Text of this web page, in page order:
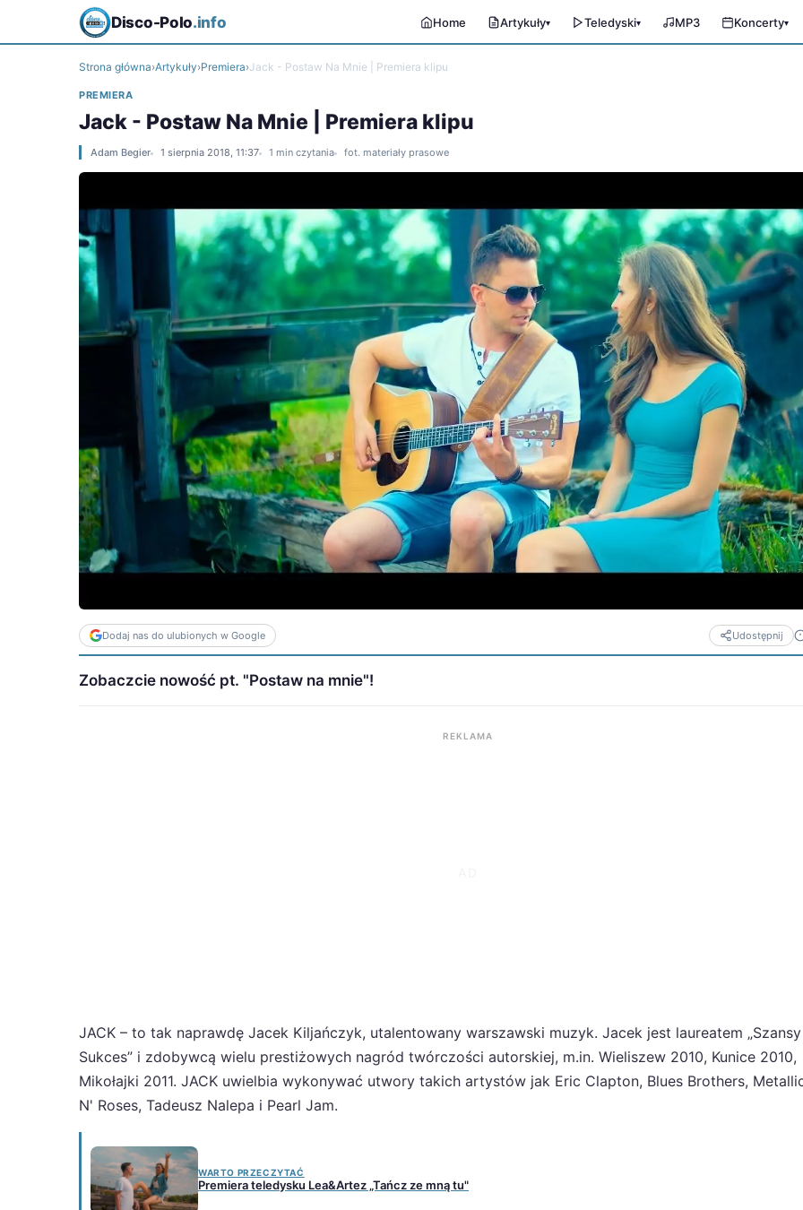
Disco-Polo.info Home Artykuły▾ Teledyski▾ MP3 Koncerty▾
Strona główna›Artykuły›Premiera›Jack - Postaw Na Mnie | Premiera klipu
PREMIERA
Jack - Postaw Na Mnie | Premiera klipu
Adam Begier 1 sierpnia 2018, 11:37 1 min czytania fot. materiały prasowe
Dodaj nas do ulubionych w Google Udostępnij
Zobaczcie nowość pt. "Postaw na mnie"!
REKLAMA
JACK – to tak naprawdę Jacek Kiljańczyk, utalentowany warszawski muzyk. Jacek jest laureatem
Sukces” i zdobywcą wielu prestiżowych nagród twórczości autorskiej, m.in. Wieliszew 2010, Kunice 2010,
Mikołajki 2011. JACK uwielbia wykonywać utwory takich artystów jak Eric Clapton, Blues Brothers,
N' Roses, Tadeusz Nalepa i Pearl Jam.
WARTO PRZECZYTAĆ
Premiera teledysku Lea&Artez „Tańcz ze mną tu"